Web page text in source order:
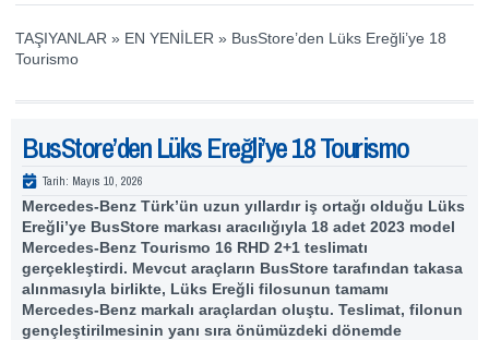
TAŞIYANLAR » EN YENİLER » BusStore’den Lüks Ereğli’ye 18
Tourismo
BusStore’den Lüks Ereğli’ye 18 Tourismo
Tarih: Mayıs 10, 2026
Mercedes-Benz Türk’ün uzun yıllardır iş ortağı olduğu Lüks
Ereğli’ye BusStore markası aracılığıyla 18 adet 2023 model
Mercedes-Benz Tourismo 16 RHD 2+1 teslimatı
gerçekleştirdi. Mevcut araçların BusStore tarafından takasa
alınmasıyla birlikte, Lüks Ereğli filosunun tamamı
Mercedes-Benz markalı araçlardan oluştu. Teslimat, filonun
gençleştirilmesinin yanı sıra önümüzdeki dönemde